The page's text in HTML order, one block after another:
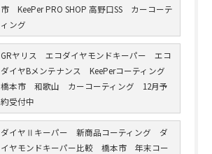
市 KeePer PRO SHOP 高野口SS カーコーテ
ィング
GRヤリス エコダイヤモンドキーパー エコ
ダイヤBメンテナンス KeePerコーティング
橋本市 和歌山 カーコーティング 12月予
約受付中
ダイヤⅡキーパー 新商品コーティング ダ
イヤモンドキーパー比較 橋本市 年末コー